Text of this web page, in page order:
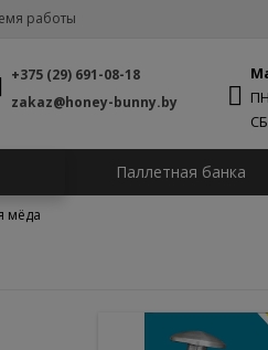
работы
+375 (29) 691-08-18
zakaz@honey-bunny.by
Паллетная банка
мёда